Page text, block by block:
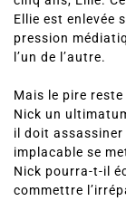
Ellie est enlevée
pression
l’un de l’autre.
Mais le pire reste
Nick un
il doit assassiner
implacable se
Nick pourra-t-il
commettre